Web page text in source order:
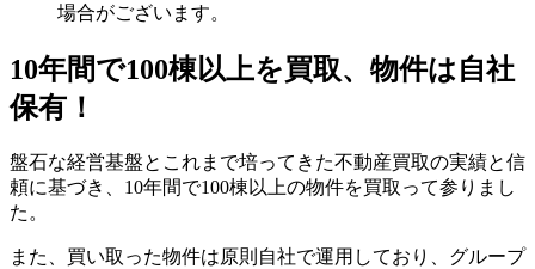
場合がございます。
10年間で100棟以上を買取、物件は自社
保有！
盤石な経営基盤とこれまで培ってきた不動産買取の実績と信
頼に基づき、10年間で100棟以上の物件を買取って参りまし
た。
また、買い取った物件は原則自社で運用しており、グループ